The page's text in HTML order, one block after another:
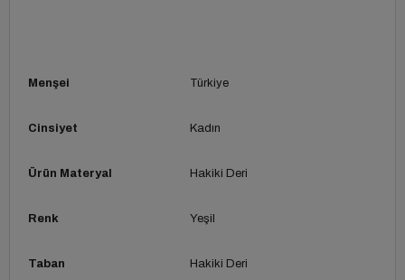
Menşei Türkiye
Cinsiyet Kadın
Ürün Materyal Hakiki Deri
Renk Yeşil
Taban Hakiki Deri